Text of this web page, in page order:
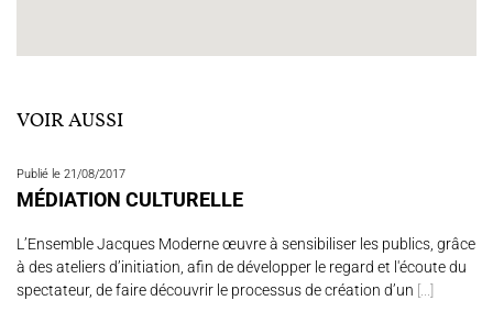
VOIR AUSSI
Publié le 21/08/2017
MÉDIATION CULTURELLE
L’Ensemble Jacques Moderne œuvre à sensibiliser les publics, grâce
à des ateliers d’initiation, afin de développer le regard et l'écoute du
spectateur, de faire découvrir le processus de création d’un [...]